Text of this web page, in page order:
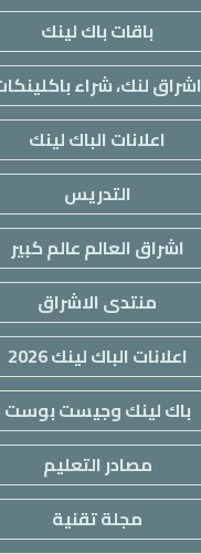
باقات باك لينك
اشراق لنك، شراء
اعلانات الباك لينك
التدريس
اشراق العالم عالم كبير
منتدى الاشراق
اعلانات الباك لينك 2026
باك لينك وجيست بوست
مصادر التعليم
مجلة تقنية